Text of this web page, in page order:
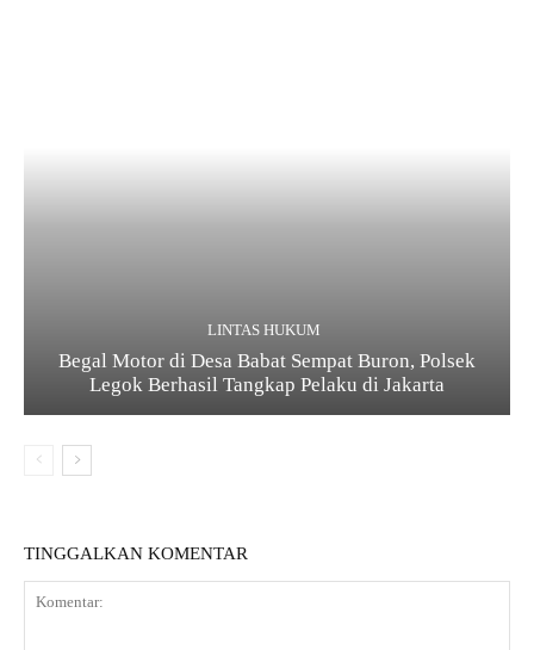
LINTAS HUKUM
Begal Motor di Desa Babat Sempat Buron, Polsek
Legok Berhasil Tangkap Pelaku di Jakarta
TINGGALKAN KOMENTAR